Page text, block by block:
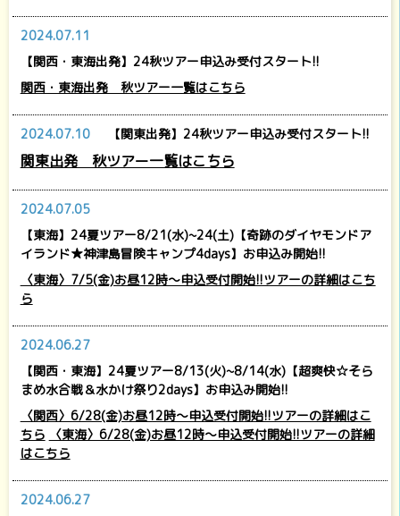
2024.07.11
【関西・東海出発】24秋ツアー申込み受付スタート!!
関西・東海出発 秋ツアー一覧はこちら
2024.07.10 【関東出発】24秋ツアー申込み受付スタート!!
関東出発 秋ツアー一覧はこちら
2024.07.05
【東海】24夏ツアー8/21(水)~24(土)【奇跡のダイヤモンドア
イランド★神津島冒険キャンプ4days】お申込み開始!!
〈東海〉7/5(金)お昼12時～申込受付開始!!ツアーの詳細はこち
ら
2024.06.27
【関西・東海】24夏ツアー8/13(火)~8/14(水)【超爽快☆そら
まめ水合戦＆水かけ祭り2days】お申込み開始!!
〈関西〉6/28(金)お昼12時～申込受付開始!!ツアーの詳細はこ
ちら
〈東海〉6/28(金)お昼12時～申込受付開始!!ツアーの詳細
はこちら
2024.06.27